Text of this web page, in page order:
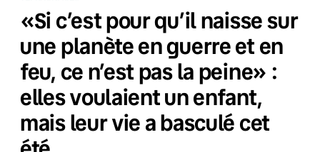
«Si c’est pour qu’il naisse sur
une planète en guerre et en
feu, ce n’est pas la peine» :
elles voulaient un enfant,
mais leur vie a basculé cet